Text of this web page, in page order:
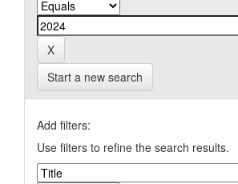
Start a new search
Add filters:
Use filters to refine the search results.